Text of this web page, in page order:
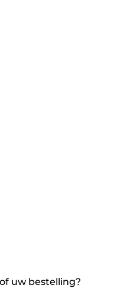
uw bestelling?